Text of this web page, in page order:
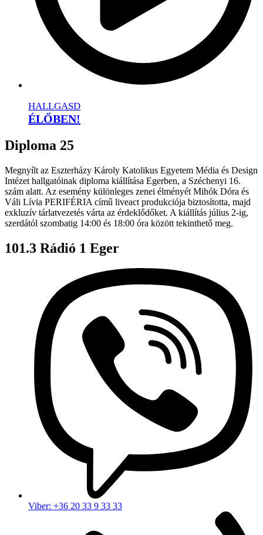
HALLGASD
ÉLŐBEN!
Diploma 25
Megnyílt az Eszterházy Károly Katolikus Egyetem Média és Design
Intézet hallgatóinak diploma kiállítása Egerben, a Széchenyi 16.
szám alatt. Az esemény különleges zenei élményét Mihók Dóra és
Váli Lívia PERIFÉRIA című liveact produkciója biztosította, majd
exkluzív tárlatvezetés várta az érdeklődőket. A kiállítás július 2-ig,
szerdától szombatig 14:00 és 18:00 óra között tekinthető meg.
101.3 Rádió 1 Eger
Viber: +36 20 33 9 33 33